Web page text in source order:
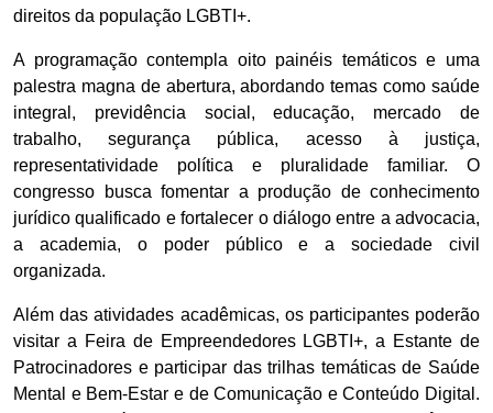
direitos da população LGBTI+.
A programação contempla oito painéis temáticos e uma
palestra magna de abertura, abordando temas como saúde
integral, previdência social, educação, mercado de
trabalho, segurança pública, acesso à justiça,
representatividade política e pluralidade familiar. O
congresso busca fomentar a produção de conhecimento
jurídico qualificado e fortalecer o diálogo entre a advocacia,
a academia, o poder público e a sociedade civil
organizada.
Além das atividades acadêmicas, os participantes poderão
visitar a Feira de Empreendedores LGBTI+, a Estante de
Patrocinadores e participar das trilhas temáticas de Saúde
Mental e Bem-Estar e de Comunicação e Conteúdo Digital.